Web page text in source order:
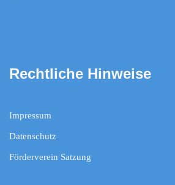
Rechtliche Hinweise
Impressum
Datenschutz
Förderverein Satzung